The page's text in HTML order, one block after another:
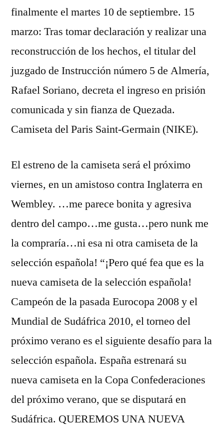
finalmente el martes 10 de septiembre. 15
marzo: Tras tomar declaración y realizar una
reconstrucción de los hechos, el titular del
juzgado de Instrucción número 5 de Almería,
Rafael Soriano, decreta el ingreso en prisión
comunicada y sin fianza de Quezada.
Camiseta del Paris Saint-Germain (NIKE).
El estreno de la camiseta será el próximo
viernes, en un amistoso contra Inglaterra en
Wembley. …me parece bonita y agresiva
dentro del campo…me gusta…pero nunk me
la compraría…ni esa ni otra camiseta de la
selección española! “¡Pero qué fea que es la
nueva camiseta de la selección española!
Campeón de la pasada Eurocopa 2008 y el
Mundial de Sudáfrica 2010, el torneo del
próximo verano es el siguiente desafío para la
selección española. España estrenará su
nueva camiseta en la Copa Confederaciones
del próximo verano, que se disputará en
Sudáfrica. QUEREMOS UNA NUEVA